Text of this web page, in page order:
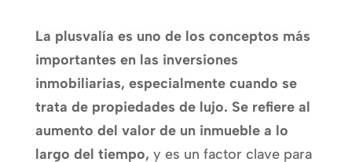
La plusvalía es uno de los conceptos más
importantes en las inversiones
inmobiliarias, especialmente cuando se
trata de propiedades de lujo. Se refiere al
aumento del valor de un inmueble a lo
largo del tiempo, y es un factor clave para